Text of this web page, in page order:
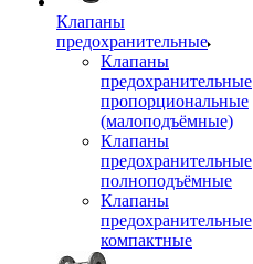
Клапаны
предохранительные
Клапаны
предохранительные
пропорциональные
(малоподъёмные)
Клапаны
предохранительные
полноподъёмные
Клапаны
предохранительные
компактные